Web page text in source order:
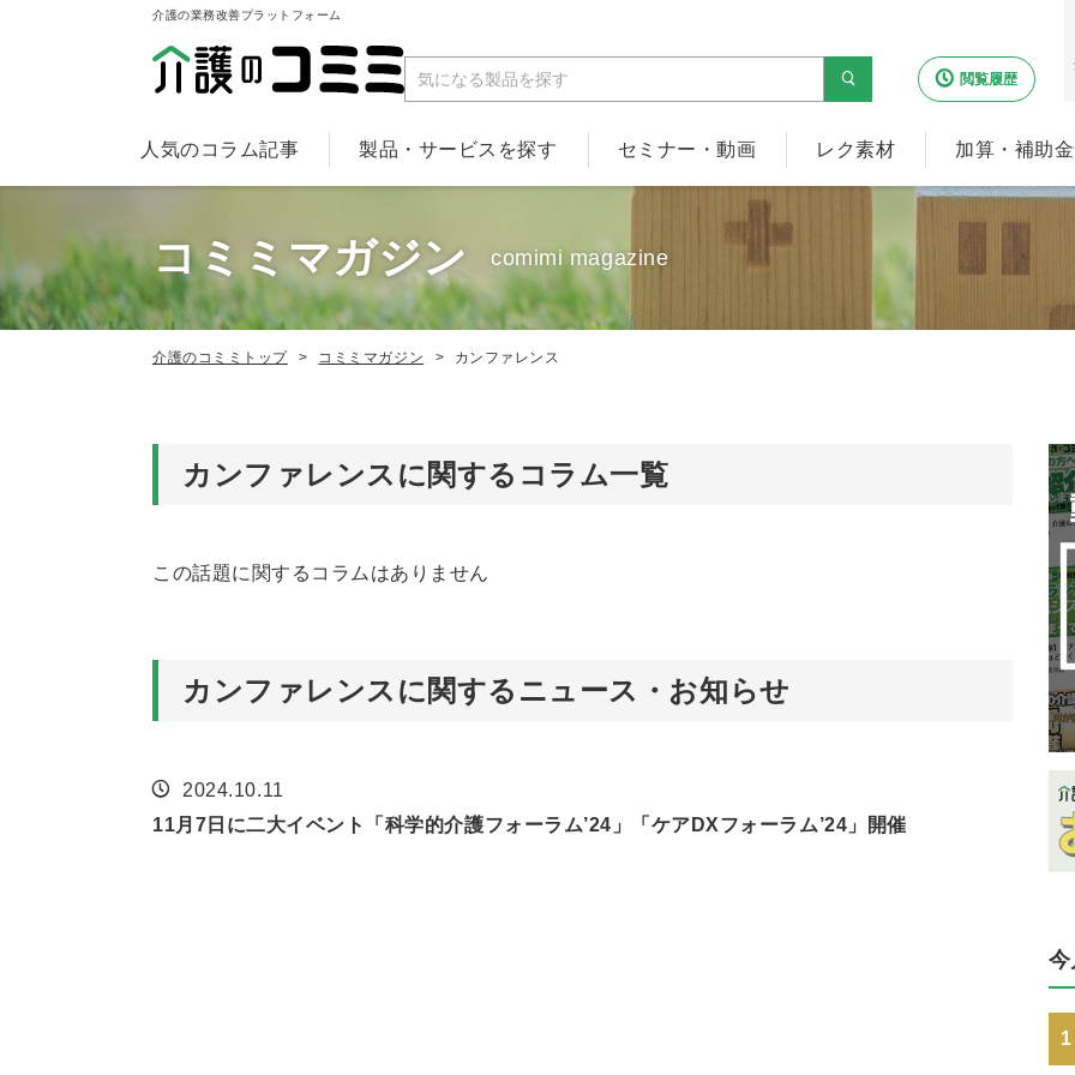
介護の業務改善プラットフォーム
閲覧履歴
人気のコラム記事 製品・サービスを探す セミナー・動画 レク素材 加算・補助
コミミマガジン comimi magazine
介護のコミミトップ コミミマガジン カンファレンス
カンファレンスに関するコラム一覧
この話題に関するコラムはありません
カンファレンスに関するニュース・お知らせ
2024.10.11
11月7日に二大イベント「科学的介護フォーラム’24」「ケアDXフォーラム’24」開催
今
1